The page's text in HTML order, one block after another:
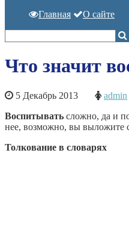
Главная О сайте
Что значит
5 Декабрь 2013 admin
Воспитывать сложно, да и
нее, возможно, вы выложите
Толкование в словарях